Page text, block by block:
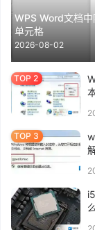
WPS Word文档
单元格
2026-08-02